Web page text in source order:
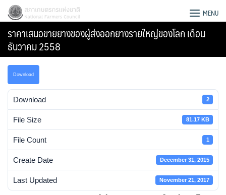
Skip
content
สภาเกษตรกรแห่งชาติ MENU
ราคาเสนอขายยางของผู้ส่งออกยางรายใหญ่ของโลก เดือน
ธันวาคม 2558
Download
Download 2
File Size 81.17 KB
File Count 1
Create Date December 31, 2015
Last Updated November 21, 2017